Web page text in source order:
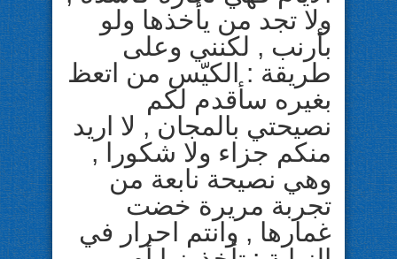
ولا تجد من يأخذها ولو
بأرنب , لكنني وعلى
طريقة : الكيّس من اتعظ
بغيره سأقدم لكم
نصيحتي بالمجان , لا اريد
منكم جزاء ولا شكورا ,
وهي نصيحة نابعة من
تجربة مريرة خضت
غمارها , وانتم احرار في